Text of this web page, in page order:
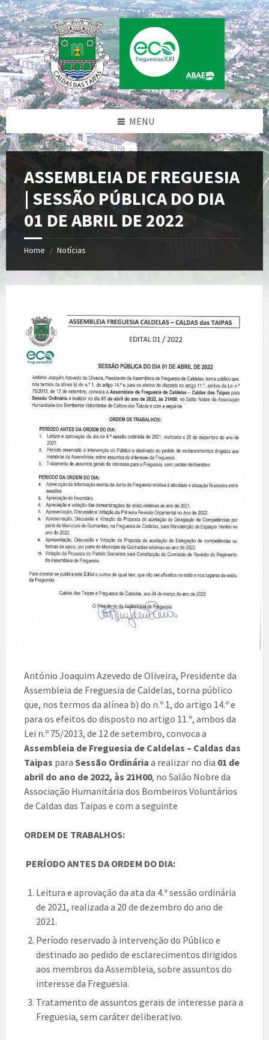
Skip
to
content
Skip
to
left
sidebar
Skip
to
right
sidebar
Skip
to
footer
MENU
ASSEMBLEIA DE FREGUESIA
| SESSÃO PÚBLICA DO DIA
01 DE ABRIL DE 2022
Home / Notícias
António Joaquim Azevedo de Oliveira, Presidente da
Assembleia de Freguesia de Caldelas, torna público
que, nos termos da alínea b) do n.º 1, do artigo 14.º e
para os efeitos do disposto no artigo 11.º, ambos da
Lei n.º 75/2013, de 12 de setembro, convoca a
Assembleia de Freguesia de Caldelas – Caldas das
Taipas para Sessão Ordinária a realizar no dia 01 de
abril do ano de 2022, às 21H00, no Salão Nobre da
Associação Humanitária dos Bombeiros Voluntários
de Caldas das Taipas e com a seguinte
ORDEM DE TRABALHOS:
PERÍODO ANTES DA ORDEM DO DIA:
Leitura e aprovação da ata da 4.ª sessão ordinária
de 2021, realizada a 20 de dezembro do ano de
2021.
Período reservado à intervenção do Público e
destinado ao pedido de esclarecimentos dirigidos
aos membros da Assembleia, sobre assuntos do
interesse da Freguesia.
Tratamento de assuntos gerais de interesse para a
Freguesia, sem caráter deliberativo.